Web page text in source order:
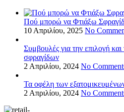
Πού μπορώ να Φτιάξω
10 Απριλίου, 2025 No
Συμβουλές για την επιλογή
σφραγίδων
2 Απριλίου, 2024 No
Τα οφέλη των
2 Απριλίου, 2024 No